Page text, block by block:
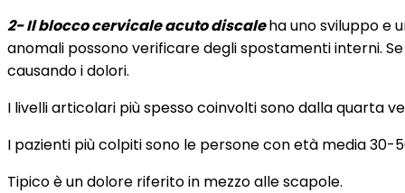
2- Il blocco cervicale acuto discaleha uno sviluppo e
anomali possono verificare degli spostamenti interni.
causando i dolori.
I livelli articolari più spesso coinvolti sono dalla quarta
I pazienti più colpiti sono le persone con età media 30-
Tipico è un dolore riferito in mezzo alle scapole.